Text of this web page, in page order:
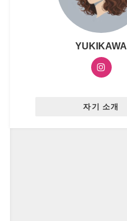
YUKIKAWA
자기 소개